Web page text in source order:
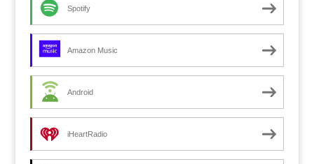
Spotify
Amazon Music
Android
iHeartRadio